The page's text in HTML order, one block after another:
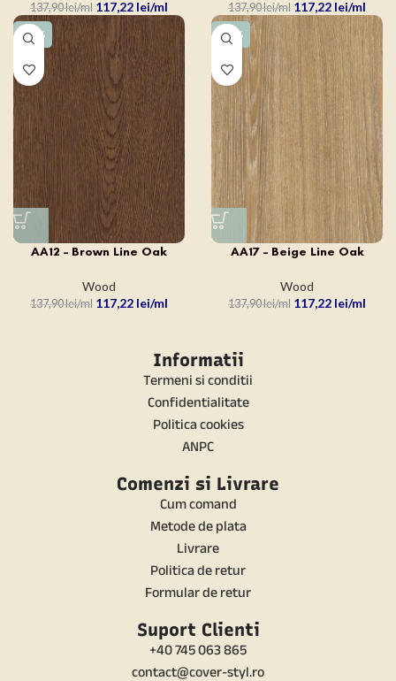
137,90lei 117,22 lei 137,90lei 117,22 lei
-15%
AA12 – Brown Line Oak
Wood
137,90lei 117,22 lei
-15%
AA17 – Beige Line Oak
Wood
137,90lei 117,22 lei
Informatii
Termeni si conditii
Confidentialitate
Politica cookies
ANPC
Comenzi si Livrare
Cum comand
Metode de plata
Livrare
Politica de retur
Formular de retur
Suport Clienti
+40 745 063 865
contact@cover-styl.ro